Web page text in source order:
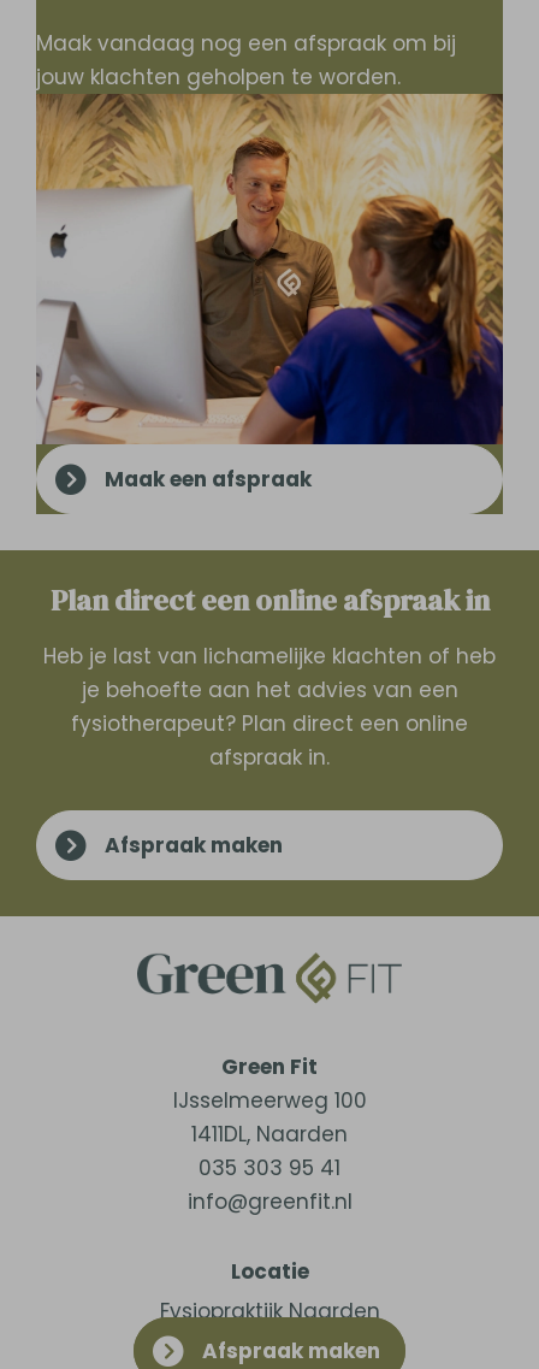
Maak vandaag nog een afspraak om bij
jouw klachten geholpen te worden.
Maak een afspraak
Plan direct een online­­ afspraak in
Heb je last van lichamelijke klachten of heb
je behoefte aan het advies van een
fysiotherapeut? Plan direct een online
afspraak in.
Afspraak maken
Green Fit
IJsselmeerweg 100
1411DL, Naarden
035 303 95 41
info@greenfit.nl
Locatie
Fysiopraktijk Naarden
Afspraak maken